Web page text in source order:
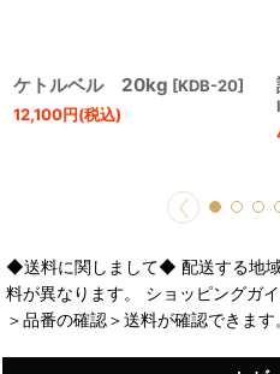
ケトルベル 20kg [KDB-20]
12,100円(税込)
◆送料に関しまして◆ 配送する地
料が異なります。 ショッピングガ
＞品番の確認＞送料が確認できます